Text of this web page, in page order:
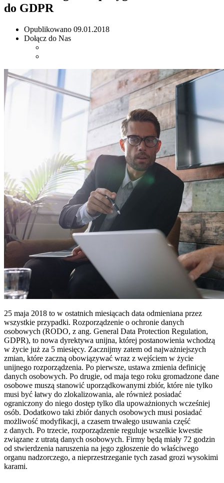
do GDPR
Opublikowano 09.01.2018
Dołącz do Nas
25 maja 2018 to w ostatnich miesiącach data odmieniana przez
wszystkie przypadki. Rozporządzenie o ochronie danych
osobowych (RODO, z ang. General Data Protection Regulation,
GDPR), to nowa dyrektywa unijna, której postanowienia wchodzą
w życie już za 5 miesięcy. Zacznijmy zatem od najważniejszych
zmian, które zaczną obowiązywać wraz z wejściem w życie
unijnego rozporządzenia. Po pierwsze, ustawa zmienia definicję
danych osobowych. Po drugie, od maja tego roku gromadzone dane
osobowe muszą stanowić uporządkowanymi zbiór, które nie tylko
musi być łatwy do zlokalizowania, ale również posiadać
ograniczony do niego dostęp tylko dla upoważnionych wcześniej
osób. Dodatkowo taki zbiór danych osobowych musi posiadać
możliwość modyfikacji, a czasem trwałego usuwania część
z danych. Po trzecie, rozporządzenie reguluje wszelkie kwestie
związane z utratą danych osobowych. Firmy będą miały 72 godzin
od stwierdzenia naruszenia na jego zgłoszenie do właściwego
organu nadzorczego, a nieprzestrzeganie tych zasad grozi wysokimi
karami.